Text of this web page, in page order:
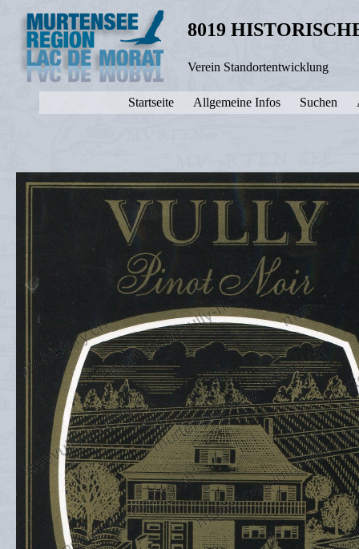
8019
Verein Standortentwicklung
Startseite Allgemeine Infos Suchen